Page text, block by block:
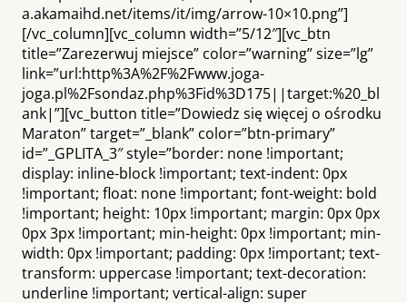
a.akamaihd.net/items/it/img/arrow-10×10.png”]
[/vc_column][vc_column width=”5/12″][vc_btn
title=”Zarezerwuj miejsce” color=”warning” size=”lg”
link=”url:http%3A%2F%2Fwww.joga-
joga.pl%2Fsondaz.php%3Fid%3D175||target:%20_bl
ank|”][vc_button title=”Dowiedz się więcej o ośrodku
Maraton” target=”_blank” color=”btn-primary”
id=”_GPLITA_3″ style=”border: none !important;
display: inline-block !important; text-indent: 0px
!important; float: none !important; font-weight: bold
!important; height: 10px !important; margin: 0px 0px
0px 3px !important; min-height: 0px !important; min-
width: 0px !important; padding: 0px !important; text-
transform: uppercase !important; text-decoration:
underline !important; vertical-align: super